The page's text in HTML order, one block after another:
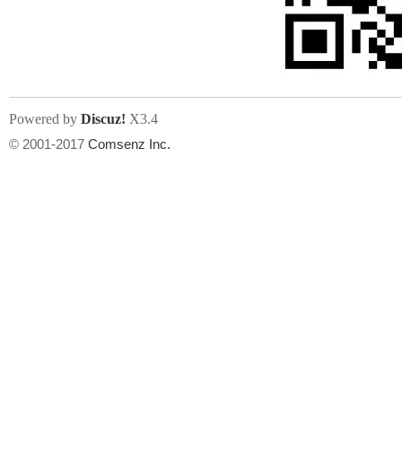
人
Powered by Discuz! X3.4
© 2001-2017 Comsenz Inc.